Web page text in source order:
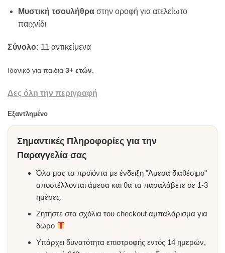
Μυστική τσουλήθραστην οροφή για ατελείωτο
παιχνίδι
Σύνολο: 11 αντικείμενα
Ιδανικό για παιδιά 3+ ετών
Δες όλη την περιγραφή
Εξαντλημένο
Σημαντικές Πληροφορίες για την
Παραγγελία σας
Όλα μας τα προϊόντα με ένδειξη "Άμεσα διαθέσιμο"
αποστέλλονται άμεσα και θα τα παραλάβετε σε 1-3
ημέρες.
Ζητήστε στα σχόλια του checkout αμπαλάρισμα για
δώρο
Υπάρχει δυνατότητα επιστροφής εντός 14 ημερών,